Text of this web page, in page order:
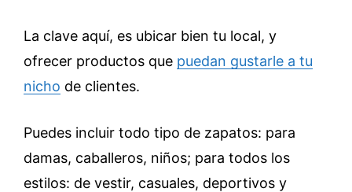
La clave aquí, es ubicar bien tu local, y
ofrecer productos que puedan gustarle a tu
nicho de clientes.
Puedes incluir todo tipo de zapatos: para
damas, caballeros, niños; para todos los
estilos: de vestir, casuales, deportivos y